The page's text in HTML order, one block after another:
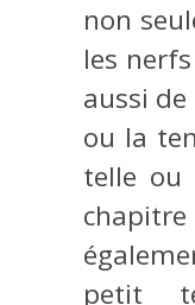
non
les
aussi
ou la
telle ou
petit